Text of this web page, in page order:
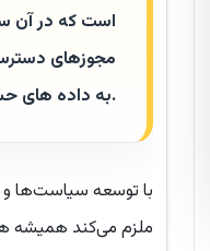
است که در آن
مجوزهای
به داده های حساس را محدود میکنند.
ملزم می‌کند همیشه